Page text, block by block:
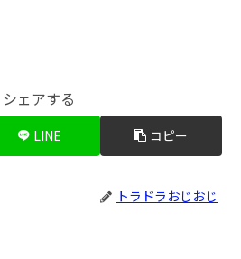
シェアする
LINE コピー
トラドラおじおじ